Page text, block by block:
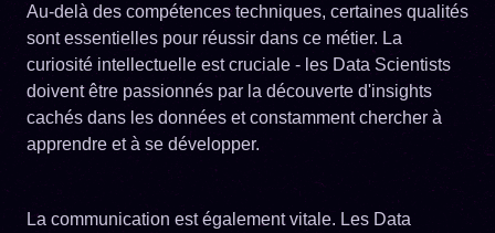
Au-delà des compétences techniques, certaines qualités
sont essentielles pour réussir dans ce métier. La
curiosité intellectuelle est cruciale - les Data Scientists
doivent être passionnés par la découverte d'insights
cachés dans les données et constamment chercher à
apprendre et à se développer.
La communication est également vitale. Les Data